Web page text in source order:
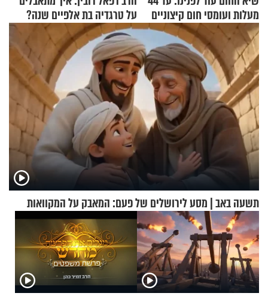
מעלות ועומסי חום קיצוניים
על טרגדיה בת אלפיים שנה?
תשעה באב | מסע לירושלים של פעם: המאבק על המקוואות